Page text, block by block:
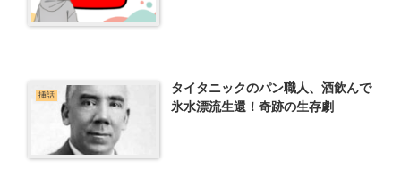
挿話
タイタニックのパン職人、酒飲んで
氷水漂流生還！奇跡の生存劇